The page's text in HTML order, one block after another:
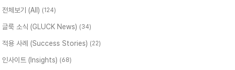
전체보기 (All) (124)
글룩 소식 (GLUCK News) (34)
적용 사례 (Success Stories) (22)
인사이트 (Insights) (68)